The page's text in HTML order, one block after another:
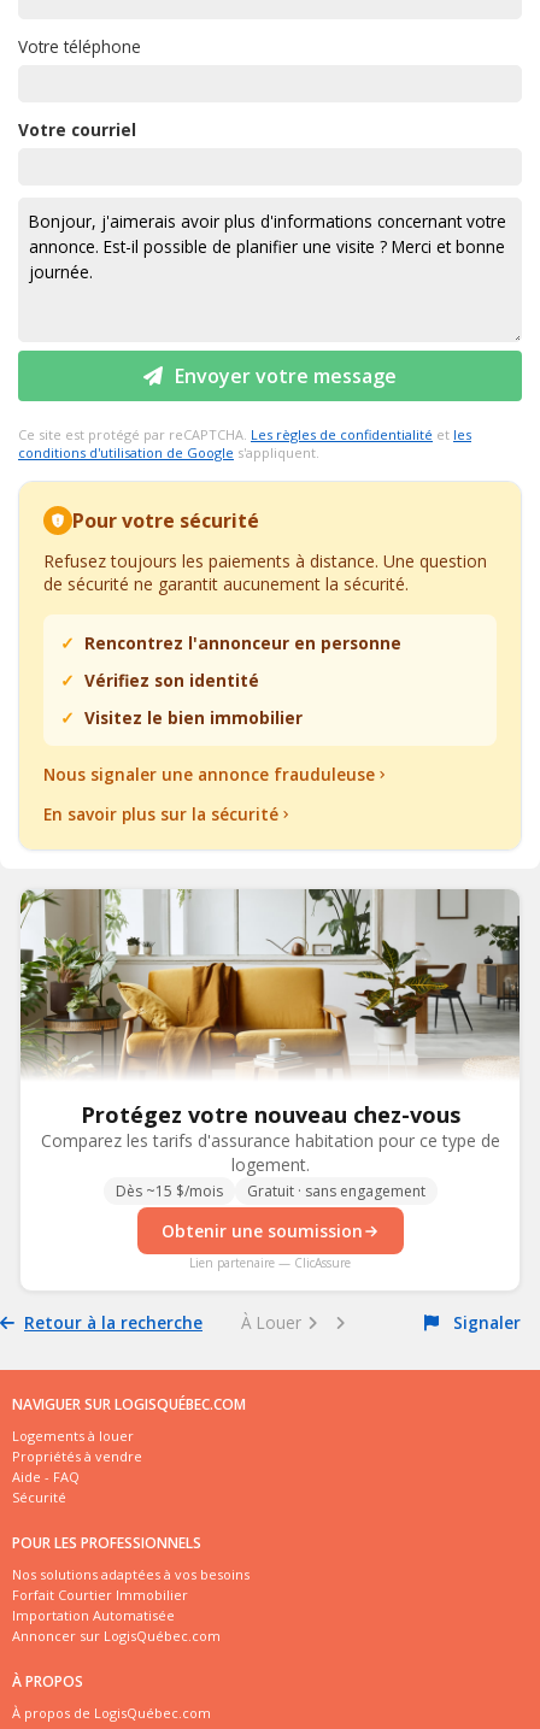
Votre téléphone
Votre courriel
Envoyer votre message
Ce site est protégé par reCAPTCHA. Les règles de confidentialité et les
conditions d'utilisation de Google s'appliquent.
Pour votre sécurité
Refusez toujours les paiements à distance. Une question
de sécurité ne garantit aucunement la sécurité.
Rencontrez l'annonceur en personne
Vérifiez son identité
Visitez le bien immobilier
Nous signaler une annonce frauduleuse
En savoir plus sur la sécurité
Protégez votre nouveau chez-vous
Comparez les tarifs d'assurance habitation pour ce type de
logement.
Dès ~15 $/mois Gratuit · sans engagement
Obtenir une soumission
Lien partenaire — ClicAssure
Retour à la recherche À Louer Signaler
NAVIGUER SUR LOGISQUÉBEC.COM
Logements à louer
Propriétés à vendre
Aide - FAQ
Sécurité
POUR LES PROFESSIONNELS
Nos solutions adaptées à vos besoins
Forfait Courtier Immobilier
Importation Automatisée
Annoncer sur LogisQuébec.com
À PROPOS
À propos de LogisQuébec.com